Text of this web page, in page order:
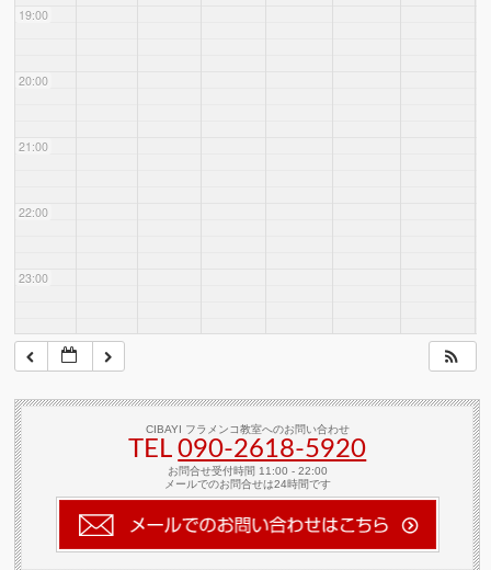
19:00
20:00
21:00
22:00
23:00
CIBAYI フラメンコ教室へのお問い合わせ
TEL090-2618‐5920
お問合せ受付時間 11:00 - 22:00
メールでのお問合せは24時間です